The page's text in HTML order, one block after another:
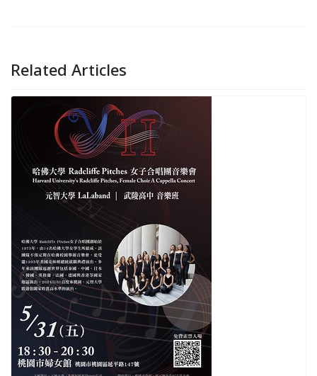
Related Articles